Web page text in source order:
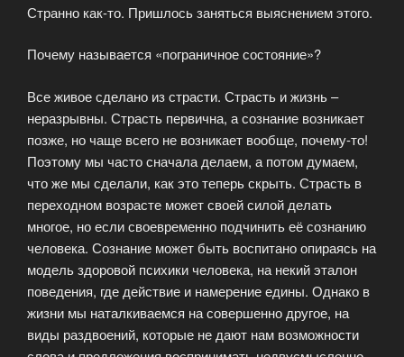
Странно как-то. Пришлось заняться выяснением этого.
Почему называется «пограничное состояние»?
Все живое сделано из страсти. Страсть и жизнь –
неразрывны. Страсть первична, а сознание возникает
позже, но чаще всего не возникает вообще, почему-то!
Поэтому мы часто сначала делаем, а потом думаем,
что же мы сделали, как это теперь скрыть. Страсть в
переходном возрасте может своей силой делать
многое, но если своевременно подчинить её сознанию
человека. Сознание может быть воспитано опираясь на
модель здоровой психики человека, на некий эталон
поведения, где действие и намерение едины. Однако в
жизни мы наталкиваемся на совершенно другое, на
виды раздвоений, которые не дают нам возможности